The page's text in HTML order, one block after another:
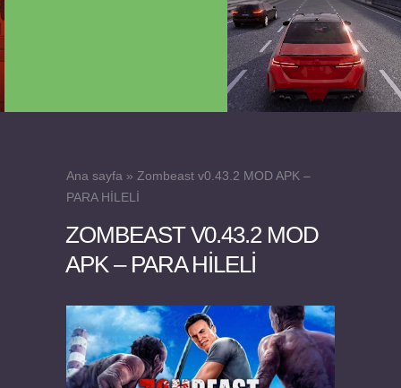
Felix the Reaper v1.25 FULL APK
Ana sayfa » Zombeast v0.43.2 MOD APK –
PARA HİLELİ
ZOMBEAST V0.43.2 MOD
APK – PARA HİLELİ